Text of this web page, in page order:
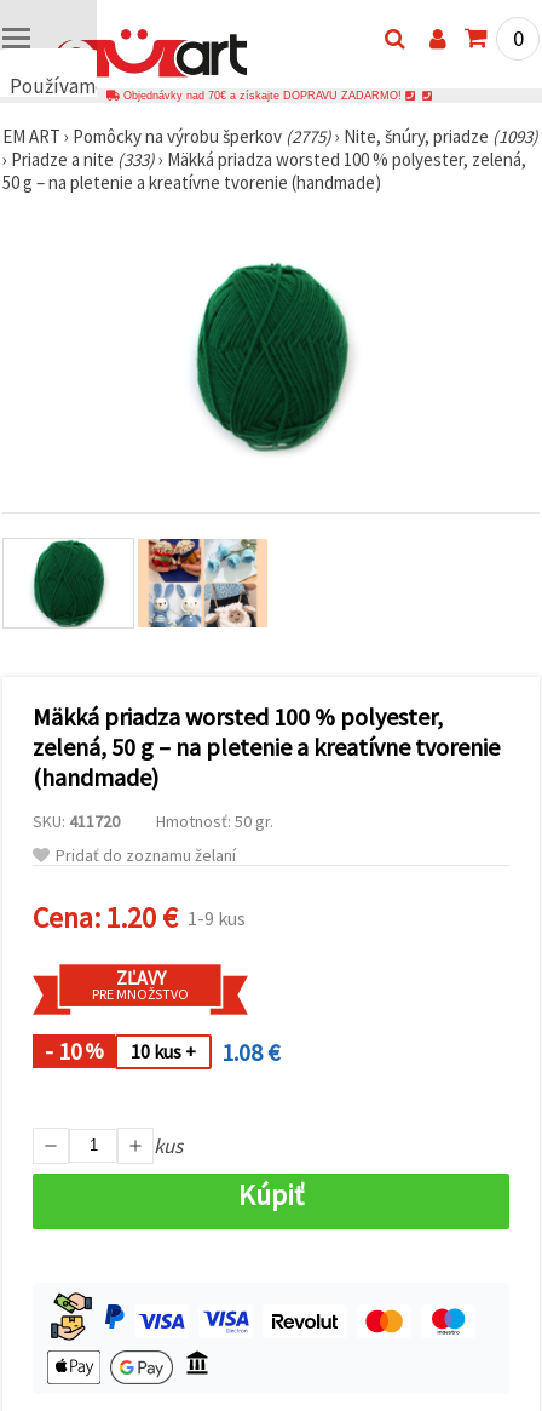
Používame
🍪
Používame
cookies a
zobrazovali
obsah a
reklamu, aj
s pomocou
našich
partnerov
Môžete
súhlasiť s
používaním
všetkých
súborov
cookie
kliknutím
na "Prijať
všetky!"
môžete
uviesť svoje
Nastaveniach
výberom
súborov
na tlačidlo
"Uložiť"
všetko
0
Objednávky nad 70€ a získajte DOPRAVU ZADARMO!
EM ART › Pomôcky na výrobu šperkov (2775)› Nite, šnúry, priadze (1093)
› Priadze a nite (333)› Mäkká priadza worsted 100 % polyester, zelená,
50 g – na pletenie a kreatívne tvorenie (handmade)
Mäkká priadza worsted 100 % polyester,
zelená, 50 g – na pletenie a kreatívne tvorenie
(handmade)
SKU: 411720
Hmotnosť: 50 gr.
Pridať do zoznamu želaní
Cena:1.20 € 1-9 kus
ZĽAVY
PRE MNOŽSTVO
- 10% 10 kus + 1.08 €
kus
Kúpiť